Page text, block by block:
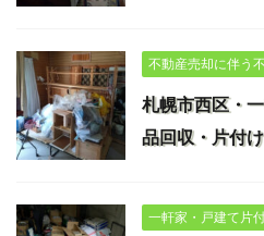
不動産売却に伴う
札幌市西区・
品回収・片付
一軒家・戸建て片